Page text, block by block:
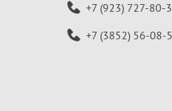
+7 (923) 727-80-
+7 (3852) 56-08-